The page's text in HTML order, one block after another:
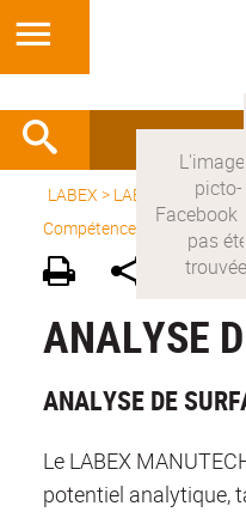
LABEX > LABEX
Compétences
> Analyse de
ANALYSE
ANALYSE DE
Le LABEX
potentiel analytique,